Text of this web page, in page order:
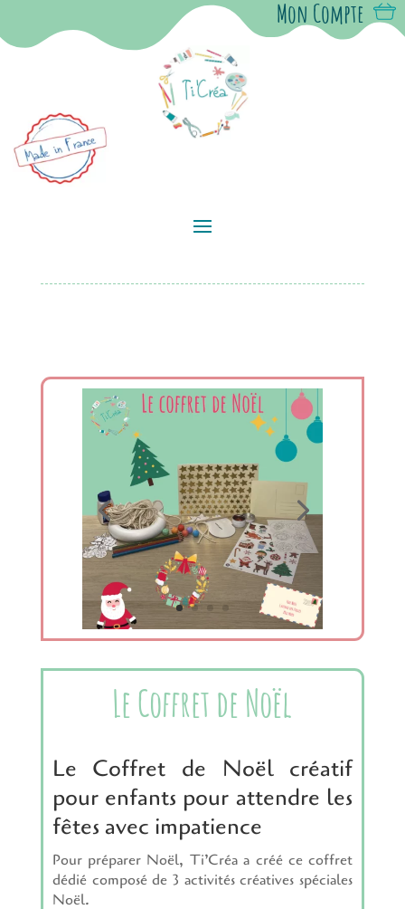
Mon Compte
Le Coffret de Noël
Le Coffret de Noël créatif
pour enfants pour attendre les
fêtes avec impatience
Pour préparer Noël, Ti’Créa a créé ce coffret
dédié composé de 3 activités créatives spéciales
Noël.